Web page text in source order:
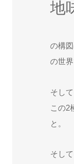
地
の構
の世界
そし
この2
と。
そし